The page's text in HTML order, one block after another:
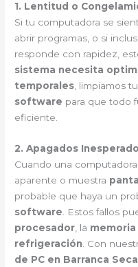
1. Lentitud o
Si tu computadora se
abrir programas, o si
responde con rapidez,
sistema necesita
temporales, limpiamos tu
software para que todo
eficiente.
2. Apagados
Cuando una
aparente o muestra
probable que haya un
software . Estos fallos
procesador , la memoria
refrigeración . Con
de PC en Barranca Seca